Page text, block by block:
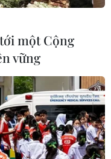
một Cộng
vững